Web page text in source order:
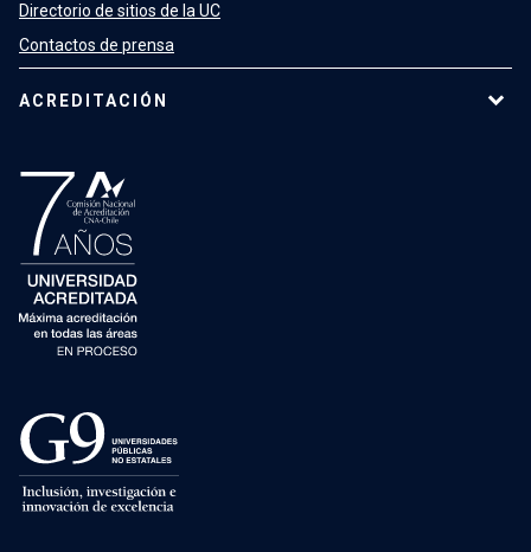
Directorio de sitios de la UC
Contactos de prensa
ACREDITACIÓN